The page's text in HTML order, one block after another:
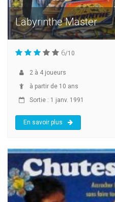
Labyrinthe Master
6/10
2 à 4 joueurs
à partir de 10 ans
Sortie : 1 janv. 1991
En savoir plus